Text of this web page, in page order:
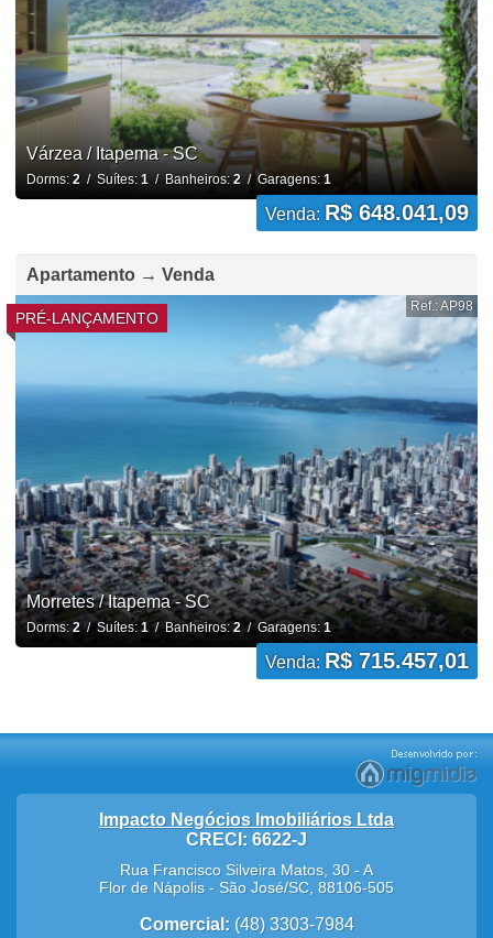
Várzea / Itapema - SC
Dorms: 2/ Suítes: 1/ Banheiros: 2/ Garagens: 1
Venda: R$ 648.041,09
Apartamento → Venda
PRÉ-LANÇAMENTO
Ref.: AP98
Morretes / Itapema - SC
Dorms:2/ Suítes:1 / Banheiros: 2/ Garagens:1
Venda: R$ 715.457,01
Impacto Negócios Imobiliários Ltda
CRECI: 6622-J
Rua Francisco Silveira Matos, 30 - A
Flor de Nápolis - São José/SC 88106-505
Comercial: (48) 3303-7984